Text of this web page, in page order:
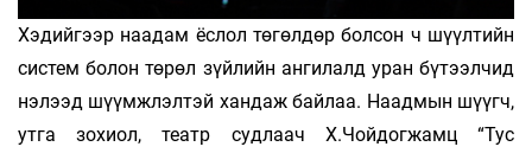
Хэдийгээр наадам ёслол төгөлдөр болсон ч шүүлтийн
систем болон төрөл зүйлийн ангилалд уран бүтээлчид
нэлээд шүүмжлэлтэй хандаж байлаа. Наадмын шүүгч,
утга зохиол, театр судлаач Х.Чойдогжамц “Тус